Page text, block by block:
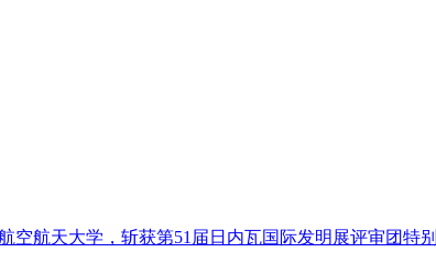
航天大学，斩获第51届日内瓦国际发明展评审团特